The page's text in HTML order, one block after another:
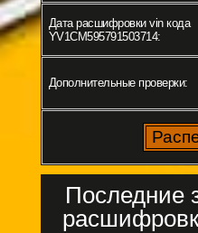
Дата расшифровки vin кода
YV1CM595791503714:
Дополнительные проверки:
Последние